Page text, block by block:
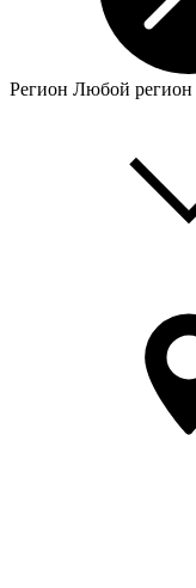
Регион Любой регион